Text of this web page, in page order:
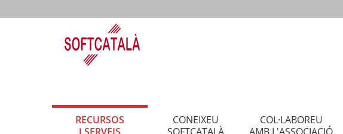
RECURSOS
CONEIXEU
COL·LABOREU